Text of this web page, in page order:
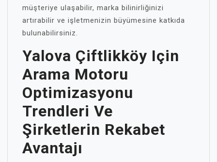
müşteriye ulaşabilir, marka bilinirliğinizi
artırabilir ve işletmenizin büyümesine katkıda
bulunabilirsiniz.
Yalova Çiftlikköy Için
Arama Motoru
Optimizasyonu
Trendleri Ve
Şirketlerin Rekabet
Avantajı